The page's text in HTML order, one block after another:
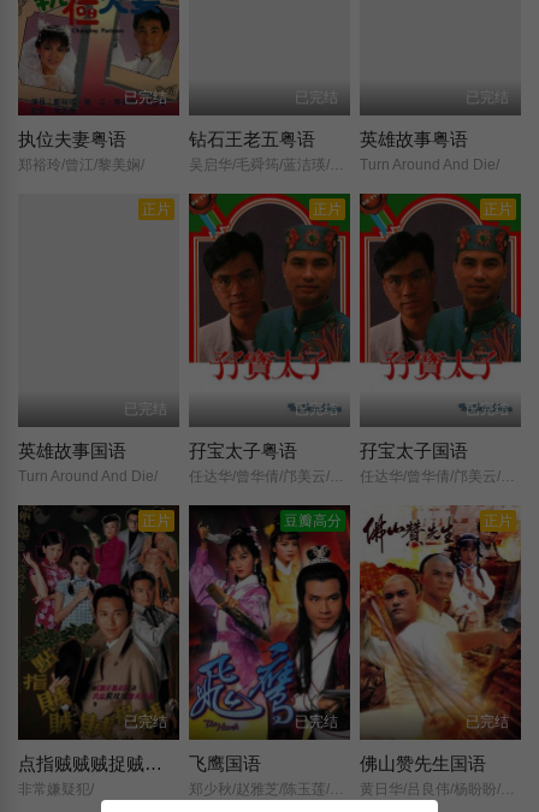
已完结
执位夫妻粤语
郑裕玲/曾江/黎美娴/
已完结
钻石王老五粤语
吴启华/毛舜筠/蓝洁瑛/吴镇宇/刘美娟/商天娥/鲍方/夏萍/
已完结
英雄故事粤语
Turn Around And Die/
正片
已完结
英雄故事国语
Turn Around And Die/
正片
已完结
孖宝太子粤语
任达华/曾华倩/邝美云/邵美琪/林立三/廖启智/陈丽斯/李香琴/蓝天/胡渭康/郭锋/吴孟达/鲍方/黄一飞/廖安丽/陈嘉贤/孙季卿/朱铁和/谭一清/俞明/何贵林/许逸华/上官玉/梅兰/博君/吴华山/曹济/梁少狄/吴家丽/曾道美/曾慧云/吴业光/郑少萍/陈淑谊/余慕莲/凌汉/叶丽霞/黎耀祥/麦子云/白兰/廖骏雄/虞天伟/徐广林/
正片
已完结
孖宝太子国语
任达华/曾华倩/邝美云/邵美琪/林立三/廖启智/陈丽斯/李香琴/蓝天/胡渭康/郭锋/吴孟达/鲍方/黄一飞/廖安丽/陈嘉贤/孙季卿/朱铁和/谭一清/俞明/何贵林/许逸华/上官玉/梅兰/博君/吴华山/曹济/梁少狄/吴家丽/曾道美/曾慧云/吴业光/郑少萍/陈淑谊/余慕莲/凌汉/叶丽霞/黎耀祥/麦子云/白兰/廖骏雄/虞天伟/徐广林/
正片
已完结
点指贼贼贼捉贼国语
非常嫌疑犯/
豆瓣高分
已完结
飞鹰国语
郑少秋/赵雅芝/陈玉莲/董玮/关海山/苏杏璇/苗侨伟/刘丹/
正片
已完结
佛山赞先生国语
黄日华/吕良伟/杨盼盼/欧阳佩珊/刘丹/关海山/石坚/秦煌/陈敏儿/张翼/江毅/张活游/何贵林/高雄/甘国卫/刘国诚/黄文慧/